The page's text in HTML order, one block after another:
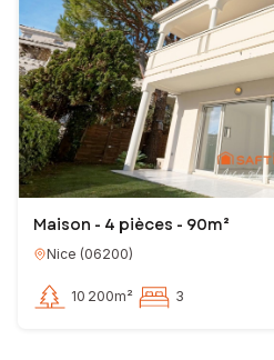
Maison - 4 pièces - 90m²
Nice (06200)
10 200m² 3